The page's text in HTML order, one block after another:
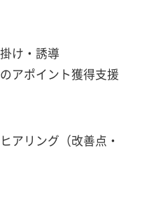
け・誘導
アポイント獲得支援
アリング（改善点・